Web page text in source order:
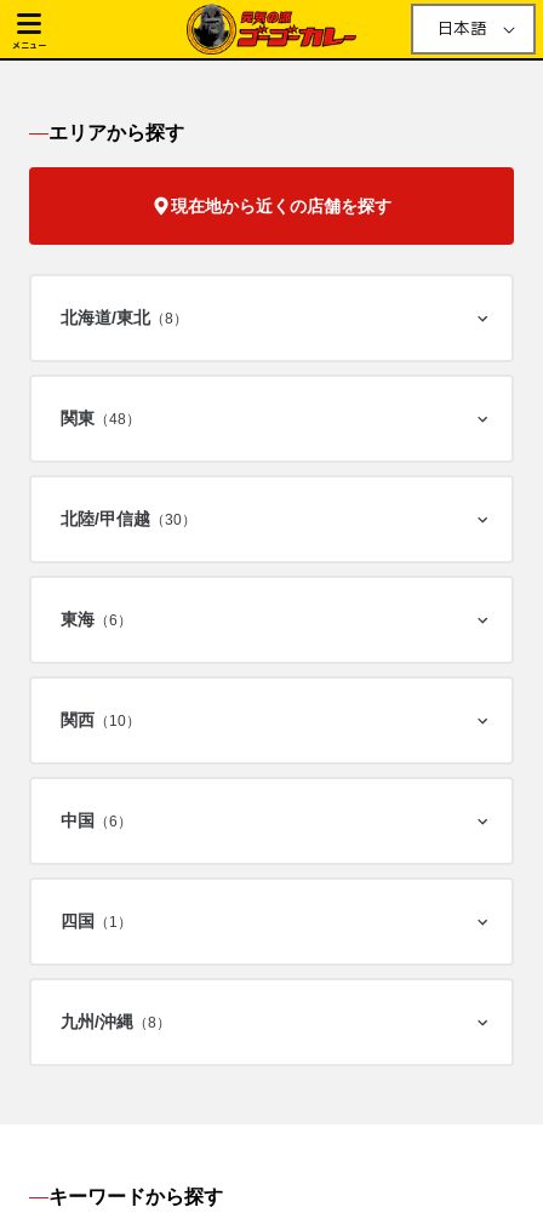
メニュー
日本語
エリアから探す
現在地から近くの店舗を探す
北海道/東北（8）
関東 （48）
北陸/甲信越 （30）
東海 （6）
関西 （10）
中国 （6）
四国 （1）
九州/沖縄 （8）
キーワードから探す